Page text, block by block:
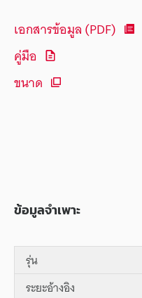
เอกสารข้อมูล (PDF)
คู่มือ
ขนาด
ข้อมูลจำเพาะ
รุ่น
ระยะอ้างอิง